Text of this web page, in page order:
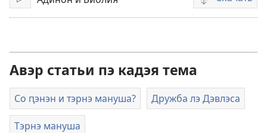
Воспроизвести
Варианты
загрузки
Авэр статьи пэ кадэя тема
Со ԥэнэн и тэрнэ мануша? Дружба лэ Дэвлэса
Тэрнэ мануша